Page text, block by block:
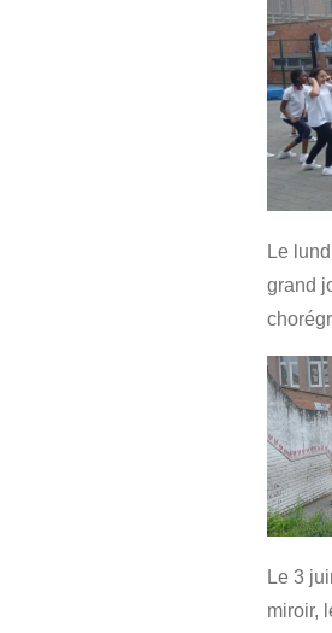
Le
grand
Le 3
miroir,